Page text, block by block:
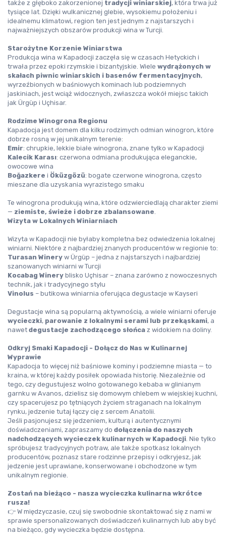
także z głęboko zakorzenionej tradycji winiarskiej, która trwa już
tysiące lat. Dzięki wulkanicznej glebie, wysokiemu położeniu i
idealnemu klimatowi, region ten jest jednym z najstarszych i
najważniejszych obszarów produkcji wina w Turcji.
Starożytne Korzenie Winiarstwa
Produkcja wina w Kapadocji zaczęła się w czasach Hetyckich i
trwała przez epoki rzymskie i bizantyjskie. Wiele wydrążonych w
skałach piwnic winiarskich i basenów fermentacyjnych,
wyrzeźbionych w baśniowych kominach lub podziemnych
jaskiniach, jest wciąż widocznych, zwłaszcza wokół miejsc takich
jak Ürgüp i Uçhisar.
Rodzime Winogrona Regionu
Kapadocja jest domem dla kilku rodzimych odmian winogron, które
dobrze rosną w jej unikalnym terenie:
Emir: chrupkie, lekkie białe winogrona, znane tylko w Kapadocji
Kalecik Karası: czerwona odmiana produkująca eleganckie,
owocowe wina
Boğazkere i Öküzgözü: bogate czerwone winogrona, często
mieszane dla uzyskania wyrazistego smaku
Te winogrona produkują wina, które odzwierciedlają charakter ziemi
— ziemiste, świeże i dobrze zbalansowane.
Wizyta w Lokalnych Winiarniach
Wizyta w Kapadocji nie byłaby kompletna bez odwiedzenia lokalnej
winiarni. Niektóre z najbardziej znanych producentów w regionie to:
Turasan Winery w Ürgüp – jedna z najstarszych i najbardziej
szanowanych winiarni w Turcji
Kocabag Winery blisko Uçhisar – znana zarówno z nowoczesnych
technik, jak i tradycyjnego stylu
Vinolus – butikowa winiarnia oferująca degustacje w Kayseri
wycieczki, parowanie z lokalnymi serami lub przekąskami, a
nawet degustacje zachodzącego słońca z widokiem na doliny.
Odkryj Smaki Kapadocji - Dołącz do Nas w Kulinarnej
Wyprawie
Kapadocja to więcej niż baśniowe kominy i podziemne miasta — to
kraina, w której każdy posiłek opowiada historię. Niezależnie od
tego, czy degustujesz wolno gotowanego kebaba w glinianym
garnku w Avanos, dzielisz się domowym chlebem w wiejskiej kuchni,
czy spacerujesz po tętniących życiem straganach na lokalnym
rynku, jedzenie tutaj łączy cię z sercem Anatolii.
Jeśli pasjonujesz się jedzeniem, kulturą i autentycznymi
doświadczeniami, zapraszamy do dołączenia do naszych
nadchodzących wycieczek kulinarnych w Kapadocji. Nie tylko
spróbujesz tradycyjnych potraw, ale także spotkasz lokalnych
producentów, poznasz stare rodzinne przepisy i odkryjesz, jak
jedzenie jest uprawiane, konserwowane i obchodzone w tym
unikalnym regionie.
Zostań na bieżąco - nasza wycieczka kulinarna wkrótce
rusza!
👉 W międzyczasie, czuj się swobodnie skontaktować się z nami w
sprawie spersonalizowanych doświadczeń kulinarnych lub aby być
na bieżąco, gdy wycieczka będzie dostępna.